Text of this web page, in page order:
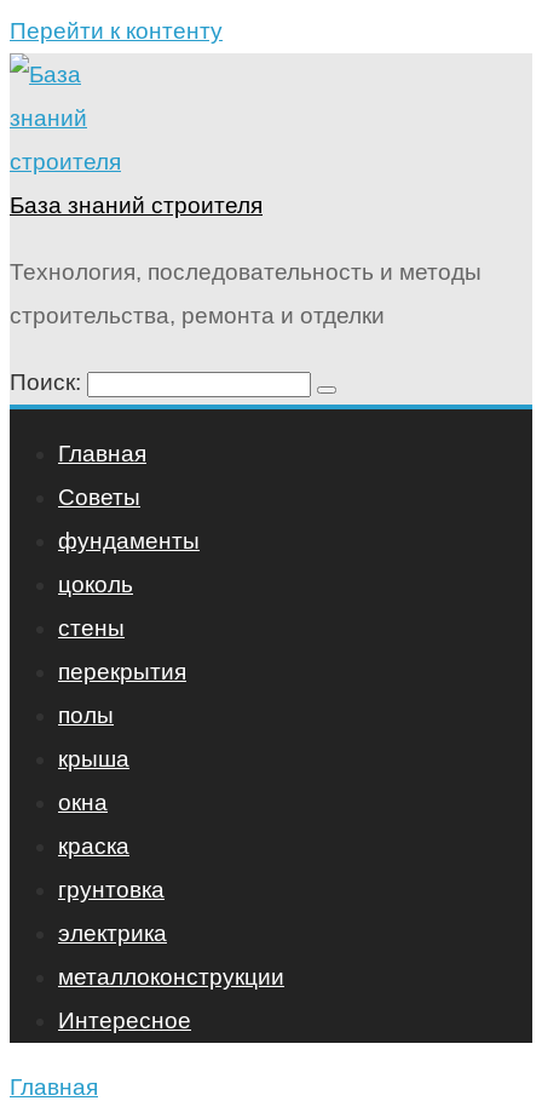
Перейти к контенту
База знаний строителя
Технология, последовательность и методы
строительства, ремонта и отделки
Поиск:
Главная
Советы
фундаменты
цоколь
стены
перекрытия
полы
крыша
окна
краска
грунтовка
электрика
металлоконструкции
Интересное
Главная